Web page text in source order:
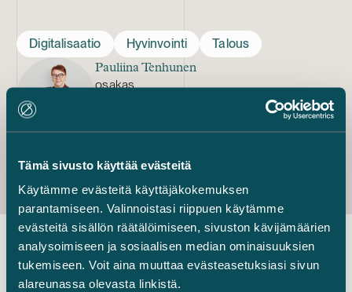
Tämä sivusto käyttää evästeitä
Käytämme evästeitä käyttäjäkokemuksen
parantamiseen. Valinnoistasi riippuen käytämme
evästeitä sisällön räätälöimiseen, sivuston kävijämäärien
analysoimiseen ja sosiaalisen median ominaisuuksien
tukemiseen. Voit aina muuttaa evästeasetuksiasi sivun
alareunassa olevasta linkistä.
Digitalisaatio Hyvinvointi Talous
Pauliina Tenhunen
osakas
Uusimmat uutiset